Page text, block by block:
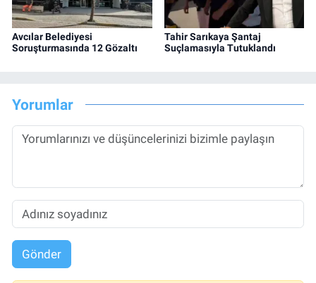
Avcılar Belediyesi
Soruşturmasında 12 Gözaltı
Tahir Sarıkaya Şantaj
Suçlamasıyla Tutuklandı
Yorumlar
Gönder